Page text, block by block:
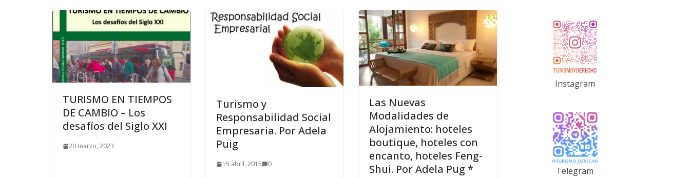
TURISMO EN TIEMPOS
DE CAMBIO – Los
desafíos del Siglo XXI
20 marzo, 2023
Turismo y
Responsabilidad Social
Empresaria. Por Adela
Puig
15 abril, 2015 0
Las Nuevas
Modalidades de
Alojamiento: hoteles
boutique, hoteles con
encanto, hoteles Feng-
Shui. Por Adela Pug *
Instagram
Telegram